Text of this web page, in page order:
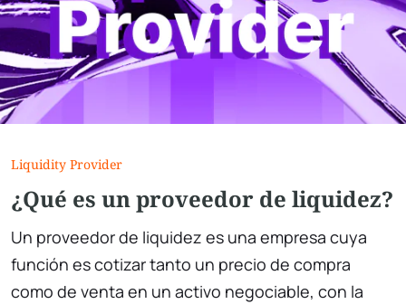
Liquidity Provider
¿Qué es un proveedor de liquidez?
Un proveedor de liquidez es una empresa cuya
función es cotizar tanto un precio de compra
como de venta en un activo negociable, con la